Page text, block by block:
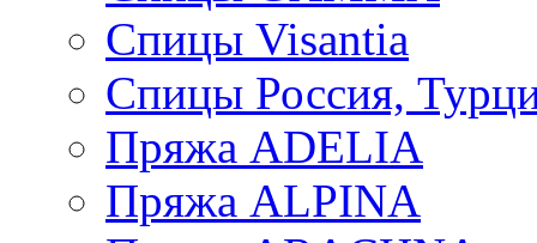
Спицы Visantia
Спицы Россия,
Пряжа ADELIA
Пряжа ALPINA